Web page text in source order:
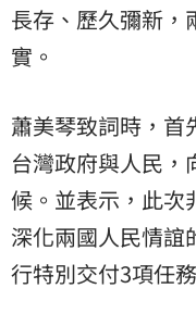
長存、歷久彌新，
實。
蕭美琴致詞時，首
台灣政府與人民，
候。並表示，此次
深化兩國人民情誼
行特別交付3項任